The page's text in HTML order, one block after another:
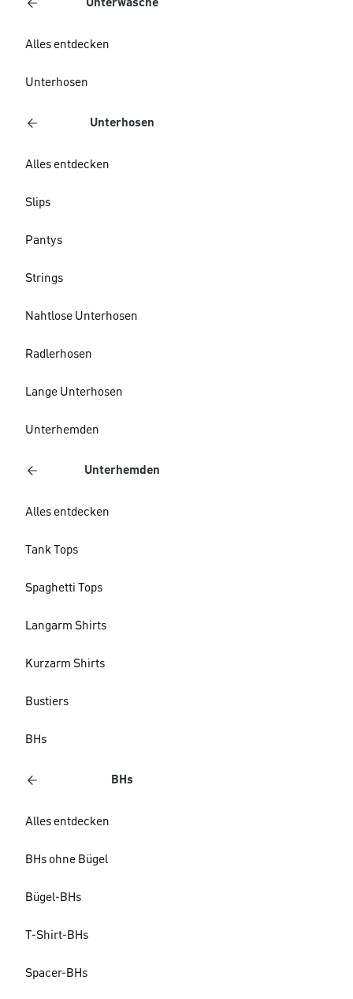
Unterwäsche
Alles entdecken
Unterhosen
Unterhosen
Alles entdecken
Slips
Pantys
Strings
Nahtlose Unterhosen
Radlerhosen
Lange Unterhosen
Unterhemden
Unterhemden
Alles entdecken
Tank Tops
Spaghetti Tops
Langarm Shirts
Kurzarm Shirts
Bustiers
BHs
BHs
Alles entdecken
BHs ohne Bügel
Bügel-BHs
T-Shirt-BHs
Spacer-BHs